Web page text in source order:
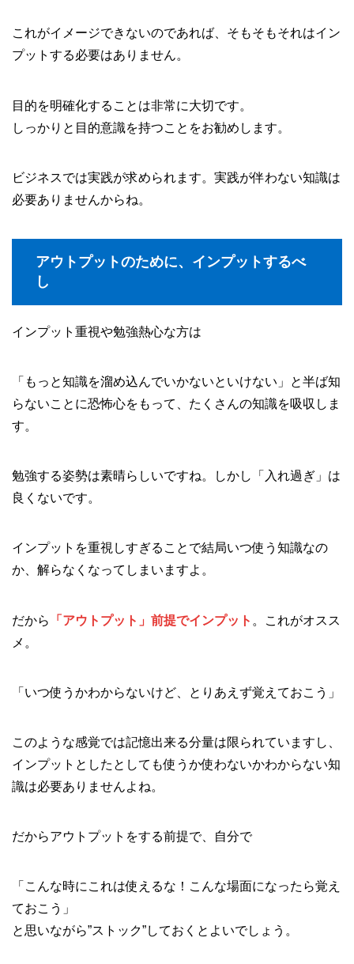
これがイメージできないのであれば、そもそもそれはイン
プットする必要はありません。
目的を明確化することは非常に大切です。
しっかりと目的意識を持つことをお勧めします。
ビジネスでは実践が求められます。実践が伴わない知識は
必要ありませんからね。
アウトプットのために、インプットするべ
し
インプット重視や勉強熱心な方は
「もっと知識を溜め込んでいかないといけない」と半ば知
らないことに恐怖心をもって、たくさんの知識を吸収しま
す。
勉強する姿勢は素晴らしいですね。しかし「入れ過ぎ」は
良くないです。
インプットを重視しすぎることで結局いつ使う知識なの
か、解らなくなってしまいますよ。
だから 「アウトプット」前提でインプット 。これがオスス
メ。
「いつ使うかわからないけど、とりあえず覚えておこう」
このような感覚では記憶出来る分量は限られていますし、
インプットとしたとしても使うか使わないかわからない知
識は必要ありませんよね。
だからアウトプットをする前提で、自分で
「こんな時にこれは使えるな！こんな場面になったら覚え
ておこう」
と思いながら”ストック”しておくとよいでしょう。